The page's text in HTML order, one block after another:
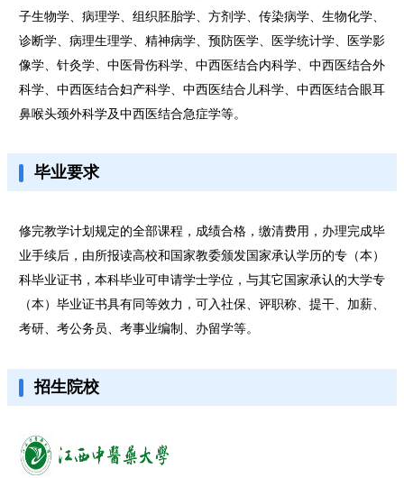
子生物学、病理学、组织胚胎学、方剂学、传染病学、生物化学、
诊断学、病理生理学、精神病学、预防医学、医学统计学、医学影
像学、针灸学、中医骨伤科学、中西医结合内科学、中西医结合外
科学、中西医结合妇产科学、中西医结合儿科学、中西医结合眼耳
鼻喉头颈外科学及中西医结合急症学等。
毕业要求
修完教学计划规定的全部课程，成绩合格，缴清费用，办理完成毕
业手续后，由所报读高校和国家教委颁发国家承认学历的专（本）
科毕业证书，本科毕业可申请学士学位，与其它国家承认的大学专
（本）毕业证书具有同等效力，可入社保、评职称、提干、加薪、
考研、考公务员、考事业编制、办留学等。
招生院校